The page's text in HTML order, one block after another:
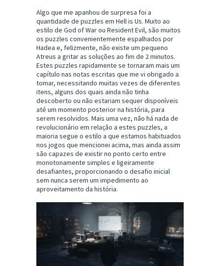
Algo que me apanhou de surpresa foi a
quantidade de puzzles em Hell is Us. Muito ao
estilo de God of War ou Resident Evil, são muitos
os puzzles convenientemente espalhados por
Hadea e, felizmente, não existe um pequeno
Atreus a gritar as soluções ao fim de 2 minutos.
Estes puzzles rapidamente se tornaram mais um
capítulo nas notas escritas que me vi obrigado a
tomar, necessitando muitas vezes de diferentes
itens, alguns dos quais ainda não tinha
descoberto ou não estariam sequer disponíveis
até um momento posterior na história, para
serem resolvidos. Mais uma vez, não há nada de
revolucionário em relação a estes puzzles, a
maioria segue o estilo a que estamos habituados
nos jogos que mencionei acima, mas ainda assim
são capazes de existir no ponto certo entre
monotonamente simples e ligeiramente
desafiantes, proporcionando o desafio inicial
sem nunca serem um impedimento ao
aproveitamento da história.